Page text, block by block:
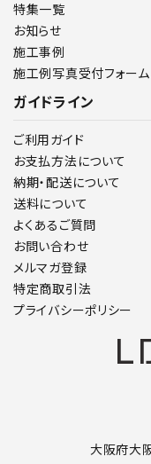
特集一覧
お知らせ
施工事例
施工例写真受付フォーム
ガイドライン
ご利用ガイド
お支払方法について
納期・配送について
送料について
よくあるご質問
お問い合わせ
メルマガ登録
特定商取引法
プライバシーポリシー
大阪府大